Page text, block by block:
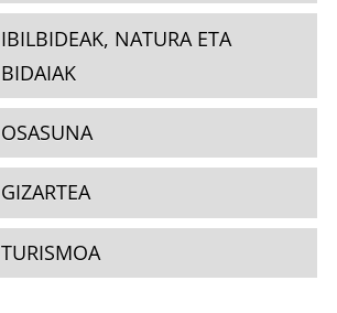
IBILBIDEAK, NATURA ETA
BIDAIAK
OSASUNA
GIZARTEA
TURISMOA